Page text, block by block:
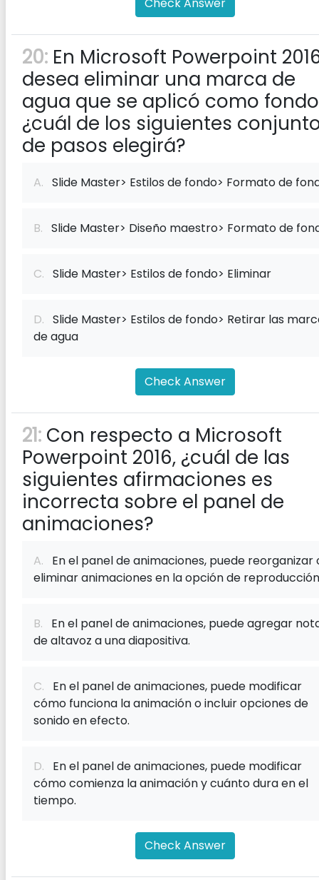
20: En Microsoft Powerpoint
desea eliminar una marca de
agua que se aplicó como
¿cuál de los siguientes
de pasos elegirá?
A. Slide Master> Estilos de fondo> Formato de
B. Slide Master> Diseño maestro> Formato de
C. Slide Master> Estilos de fondo> Eliminar
D. Slide Master> Estilos de fondo> Retirar las
de agua
Check Answer
21: Con respecto a Microsoft
Powerpoint 2016, ¿cuál de las
siguientes afirmaciones es
incorrecta sobre el panel de
animaciones?
A. En el panel de animaciones, puede reorganizar
eliminar animaciones en la opción de
B. En el panel de animaciones, puede agregar
de altavoz a una diapositiva.
C. En el panel de animaciones, puede modificar
cómo funciona la animación o incluir opciones de
sonido en efecto.
D. En el panel de animaciones, puede modificar
cómo comienza la animación y cuánto dura en el
tiempo.
Check Answer